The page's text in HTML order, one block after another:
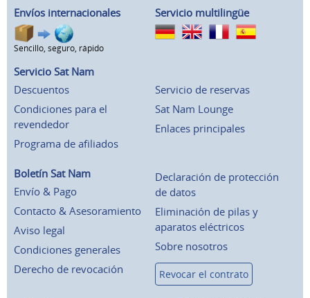
Envíos internacionales
Sencillo, seguro, rápido
Servicio multilingüe
Servicio Sat Nam
Descuentos
Condiciones para el
revendedor
Programa de afiliados
Servicio de reservas
Sat Nam Lounge
Enlaces principales
Boletín Sat Nam
Envío & Pago
Contacto & Asesoramiento
Aviso legal
Condiciones generales
Derecho de revocación
Declaración de protección
de datos
Eliminación de pilas y
aparatos eléctricos
Sobre nosotros
Revocar el contrato